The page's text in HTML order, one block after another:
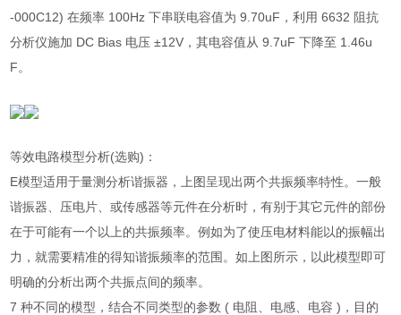
-000C12) 在频率 100Hz 下串联电容值为 9.70uF，利用 6632 阻抗
分析仪施加 DC Bias 电压 ±12V，其电容值从 9.7uF 下降至 1.46u
F。
等效电路模型分析(选购)：
E模型适用于量测分析谐振器，上图呈现出两个共振频率特性。一般
谐振器、压电片、或传感器等元件在分析时，有别于其它元件的部份
在于可能有一个以上的共振频率。例如为了使压电材料能以的振幅出
力，就需要精准的得知谐振频率的范围。如上图所示，以此模型即可
明确的分析出两个共振点间的频率。
7 种不同的模型，结合不同类型的参数 ( 电阻、电感、电容 )，目的